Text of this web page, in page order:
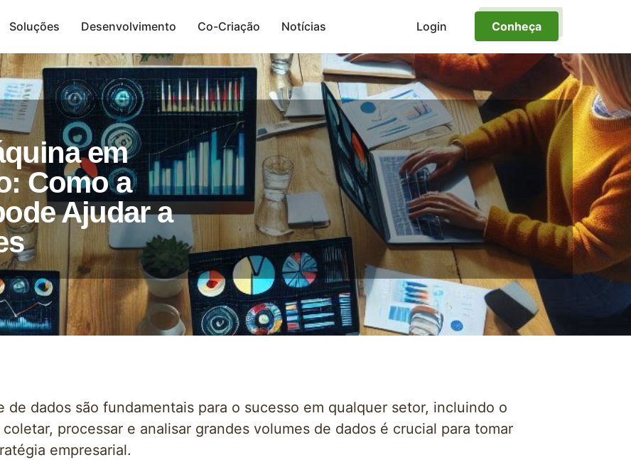
Soluções
Presença Digital
Desenvolvimento Co-Criação Notícias Login Conheça
em
Como a
Ajudar a
de dados são fundamentais para o sucesso em qualquer setor, incluindo o
processar e analisar grandes volumes de dados é crucial para tomar
empresarial.